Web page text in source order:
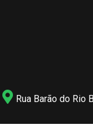
Rua Barão do Rio